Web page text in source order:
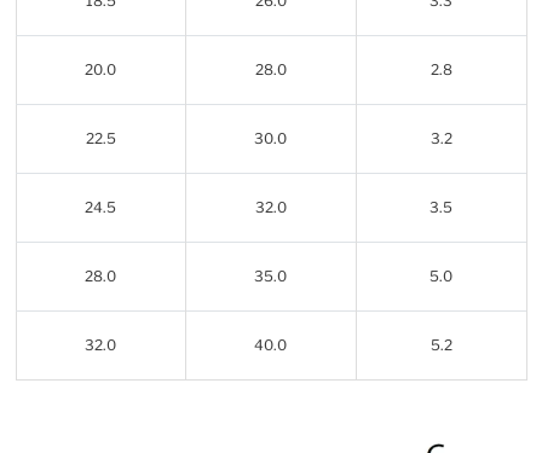
20.0 28.0 2.8
22.5 30.0 3.2
24.5 32.0 3.5
28.0 35.0 5.0
32.0 40.0 5.2